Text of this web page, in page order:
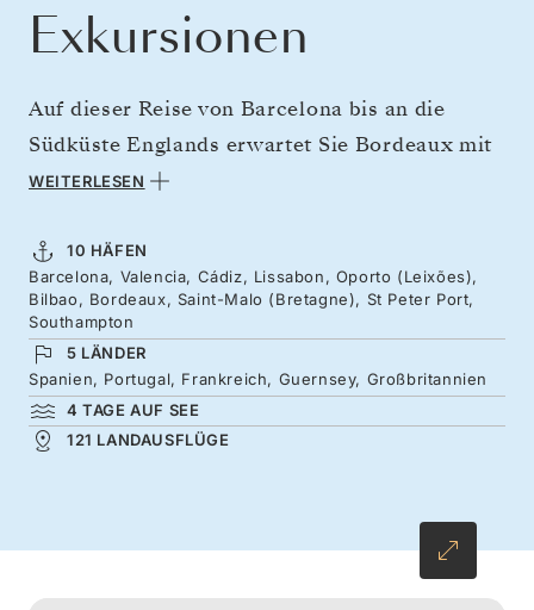
Exkursionen
Auf dieser Reise von Barcelona bis an die
Südküste Englands erwartet Sie Bordeaux mit
seinen feinsten Schätzen – verbringen Sie drei
der Welt, mit belebten Caféterrassen und von
Weinbergen umgebenen Châteaus inmitten
einer reizvollen Landschaft. Zuvor entdecken
Sie die kulturelle Vielfalt der Iberischen
Halbinsel – Spaniens große Städte, Portugal
und die von visionärer Kunst geprägte
Nordfrankreichs und schließlich über den
WEITERLESEN
10 HÄFEN
Barcelona, Valencia, Cádiz, Lissabon, Oporto (Leixões),
Bilbao, Bordeaux, Saint-Malo (Bretagne), St Peter Port,
Southampton
5 LÄNDER
Spanien, Portugal, Frankreich, Guernsey, Großbritannien
4 TAGE AUF SEE
121 LANDAUSFLÜGE